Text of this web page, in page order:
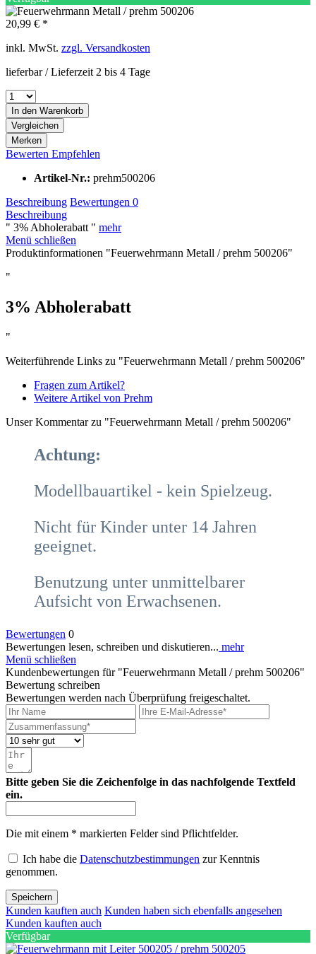
20,99 € *
inkl. MwSt. zzgl. Versandkosten
lieferbar / Lieferzeit 2 bis 4 Tage
In den Warenkorb
Vergleichen
Merken
Bewerten Empfehlen
Artikel-Nr.: prehm500206
Beschreibung Bewertungen 0
Beschreibung
" 3% Abholerabatt " mehr
Menü schließen
Produktinformationen "Feuerwehrmann Metall / prehm 500206"
"
3% Abholerabatt
"
Weiterführende Links zu "Feuerwehrmann Metall / prehm 500206"
Fragen zum Artikel?
Weitere Artikel von Prehm
Unser Kommentar zu "Feuerwehrmann Metall / prehm 500206"
Achtung:
Modellbauartikel - kein Spielzeug.
Nicht für Kinder unter 14 Jahren
geeignet.
Benutzung unter unmittelbarer
Aufsicht von Erwachsenen.
Bewertungen 0
Bewertungen lesen, schreiben und diskutieren... mehr
Menü schließen
Kundenbewertungen für "Feuerwehrmann Metall / prehm 500206"
Bewertung schreiben
Bewertungen werden nach Überprüfung freigeschaltet.
Bitte geben Sie die Zeichenfolge in das nachfolgende Textfeld
ein.
Die mit einem * markierten Felder sind Pflichtfelder.
Ich habe die Datenschutzbestimmungen zur Kenntnis
genommen.
Speichern
Kunden kauften auch Kunden haben sich ebenfalls angesehen
Kunden kauften auch
Verfügbar